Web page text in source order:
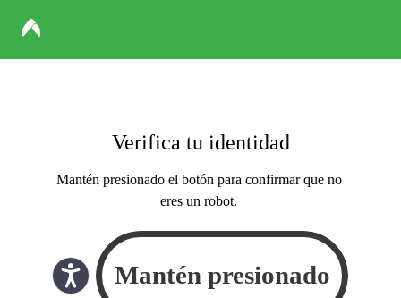
Verifica tu identidad
Mantén presionado el botón para confirmar que no
eres un robot.